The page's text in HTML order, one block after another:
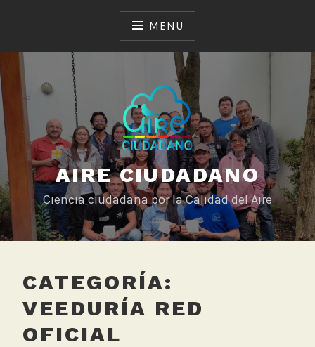
MENU
AIRE CIUDADANO
Ciencia ciudadana por la Calidad del Aire
CATEGORÍA:
VEEDURÍA RED
OFICIAL